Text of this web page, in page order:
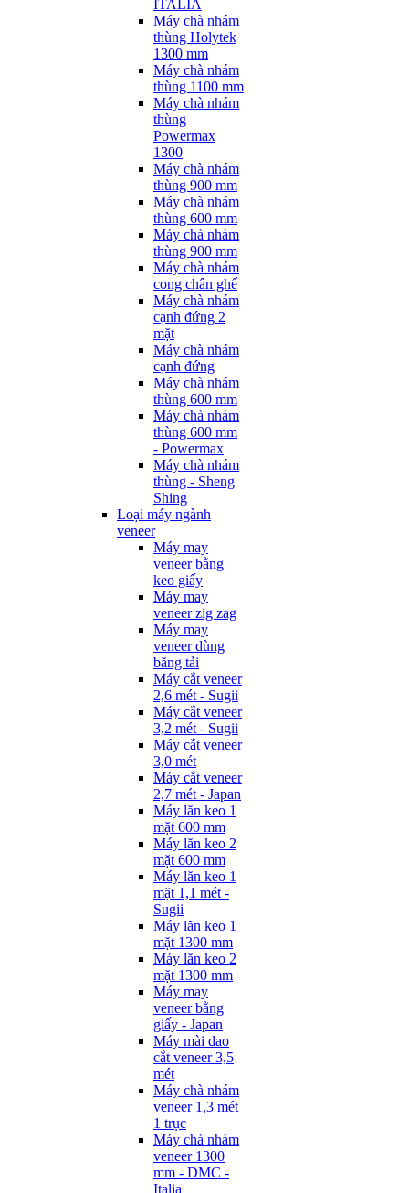
ITALIA
Máy chà nhám
thùng Holytek
1300 mm
Máy chà nhám
thùng 1100 mm
Máy chà nhám
thùng
Powermax
1300
Máy chà nhám
thùng 900 mm
Máy chà nhám
thùng 600 mm
Máy chà nhám
thùng 900 mm
Máy chà nhám
cong chân ghế
Máy chà nhám
cạnh đứng 2
mặt
Máy chà nhám
cạnh đứng
Máy chà nhám
thùng 600 mm
Máy chà nhám
thùng 600 mm
- Powermax
Máy chà nhám
thùng - Sheng
Shing
Loại máy ngành
veneer
Máy may
veneer bằng
keo giấy
Máy may
veneer zig zag
Máy may
veneer dùng
băng tải
Máy cắt veneer
2,6 mét - Sugii
Máy cắt veneer
3,2 mét - Sugii
Máy cắt veneer
3,0 mét
Máy cắt veneer
2,7 mét - Japan
Máy lăn keo 1
mặt 600 mm
Máy lăn keo 2
mặt 600 mm
Máy lăn keo 1
mặt 1,1 mét -
Sugii
Máy lăn keo 1
mặt 1300 mm
Máy lăn keo 2
mặt 1300 mm
Máy may
veneer bằng
giấy - Japan
Máy mài dao
cắt veneer 3,5
mét
Máy chà nhám
veneer 1,3 mét
1 trục
Máy chà nhám
veneer 1300
mm - DMC -
Italia